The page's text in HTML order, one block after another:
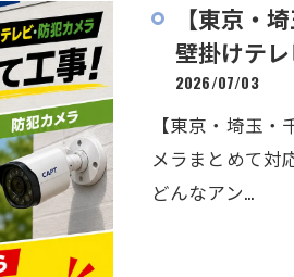
【東京・
壁掛けテ
2026/07/03
【東京・埼玉
メラまとめて対
どんなアン…